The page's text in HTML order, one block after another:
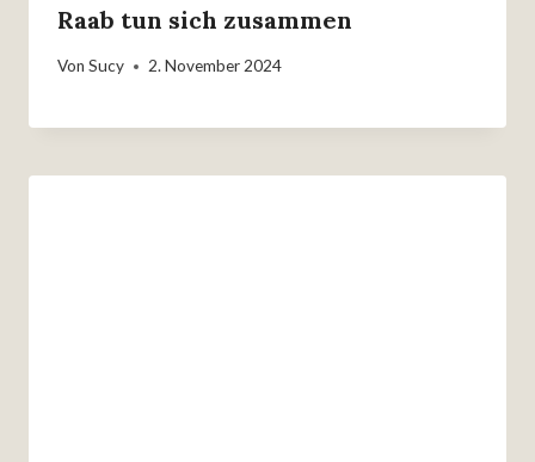
Raab tun sich zusammen
Von Sucy 2. November 2024